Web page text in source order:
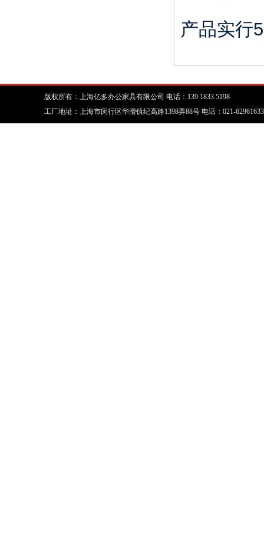
产品实行5
版权所有：上海亿多办公家具有限公司 电话：139 1833 5198
工厂地址：上海市闵行区华漕镇纪高路1398弄88号 电话：021-